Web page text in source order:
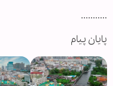
...........
پایان پیام